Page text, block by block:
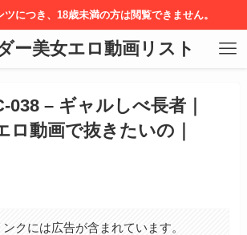
につき、18歳未満の方は閲覧できません。
ー美女エロ動画リスト
– ギャルしべ長者｜
ロ動画で抜きたいの｜
クには広告が含まれています。